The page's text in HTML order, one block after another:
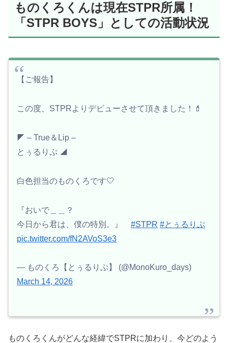
ものくろくんは現在STPR所属！
「STPR BOYS」としての活動状況
【ご報告】
この度、STPRよりデビューさせて頂きました！💄
◤ – True＆Lip –
とぅるりぷ ◢
白色担当のものくろです🤍
『おいで＿＿？
今日から君は、僕の特別。』 #STPR #とぅるりぷ
pic.twitter.com/fN2AVoS3e3
— ものくろ【とぅるりぷ】 (@MonoKuro_days)
March 14, 2026
ものくろくんがどんな経緯でSTPRに加わり、今どのよう